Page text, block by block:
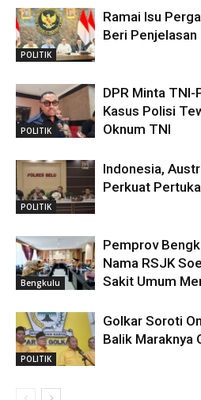
POLITIK
Ramai Isu
Beri Penjelasan
POLITIK
DPR Minta
Kasus Polisi
Oknum TNI
POLITIK
Indonesia,
Perkuat
Bengkulu
Pemprov
Nama RSJK
Sakit Umum
POLITIK
Golkar Soroti
Balik Maraknya